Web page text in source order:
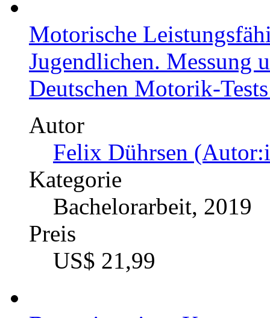
Grenzen und
Ausdauersport
Autor
Christoph Buhl
Kategorie
Masterarbeit, 2019
Preis